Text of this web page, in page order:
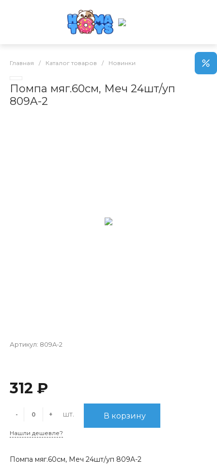
Главная / Каталог товаров / Новинки
Помпа мяг.60см, Меч 24шт/уп
809A-2
Артикул: 809A-2
312 ₽
- + шт. В корзину
Нашли дешевле?
Помпа мяг.60см, Меч 24шт/уп 809A-2